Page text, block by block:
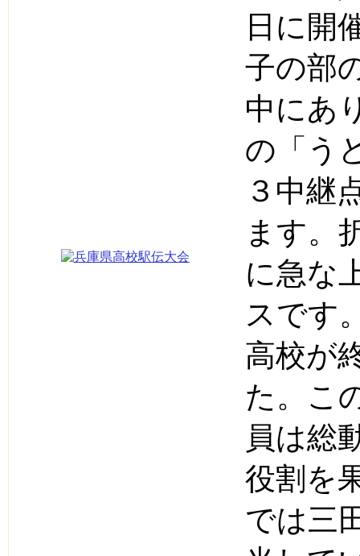
日に開
子の部
中にあ
の「う
３中継
ます。
に急な
スです
高校が
た。こ
員は総
役割を
では三